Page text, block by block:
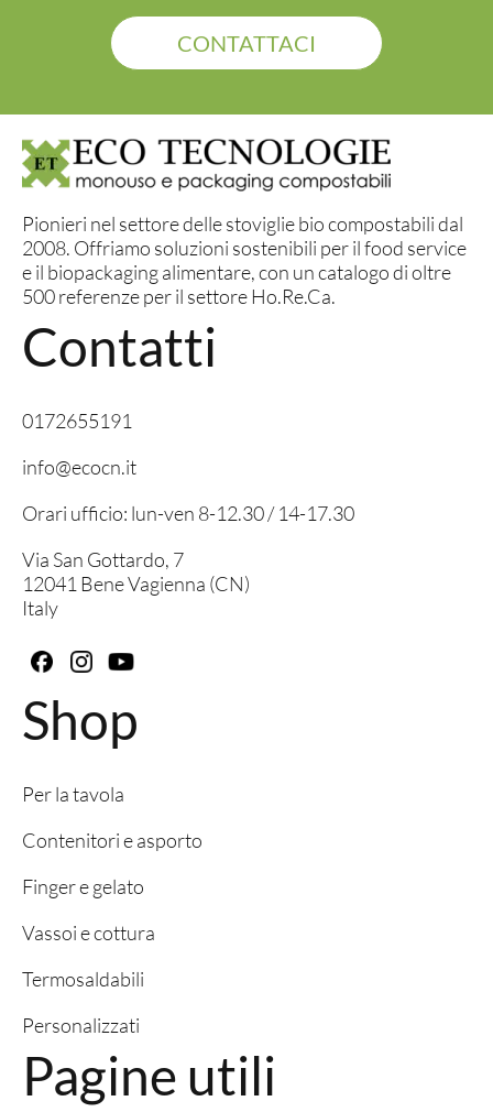
CONTATTACI
Pionieri nel settore delle stoviglie bio compostabili dal
2008. Offriamo soluzioni sostenibili per il food service
e il biopackaging alimentare, con un catalogo di oltre
500 referenze per il settore Ho.Re.Ca.
Contatti
0172655191
info@ecocn.it
Orari ufficio: lun-ven 8-12.30 / 14-17.30
Via San Gottardo, 7
12041 Bene Vagienna (CN)
Italy
Shop
Per la tavola
Contenitori e asporto
Finger e gelato
Vassoi e cottura
Termosaldabili
Personalizzati
Pagine utili